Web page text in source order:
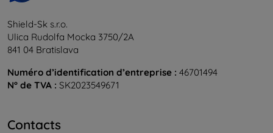
Shield-Sk s.r.o.
Ulica Rudolfa Mocka 3750/2A
841 04 Bratislava
Numéro d’identification d’entreprise : 46701494
N° de TVA : SK2023549671
Contacts